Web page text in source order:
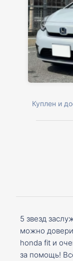
Куплен и
5 звезд
можно
honda fit и
за помощь!